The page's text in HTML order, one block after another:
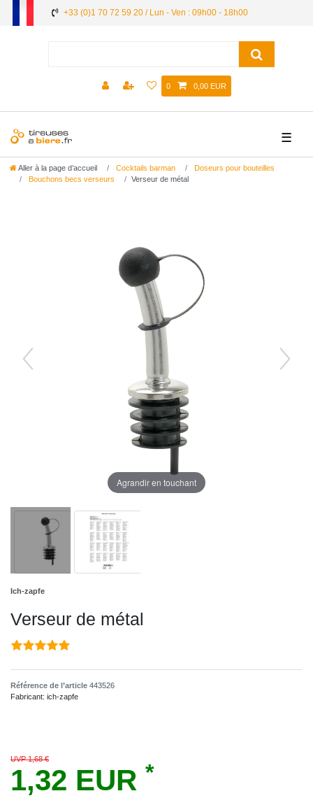
+33 (0)1 70 72 59 20 / Lun - Ven : 09h00 - 18h00
0 0,00 EUR
☰
Aller à la page d’accueil Cocktails barman
Doseurs pour bouteilles
Bouchons becs verseurs
Verseur de métal
Agrandir en touchant
Ich-zapfe
Verseur de métal
Référence de l’article 443526
Fabricant: ich-zapfe
UVP 1,68 €
1,32 EUR *